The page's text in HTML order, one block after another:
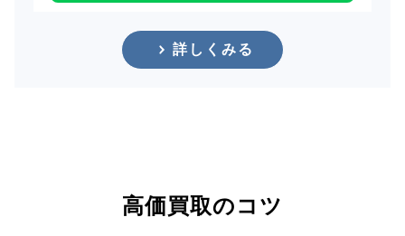
詳しくみる
高価買取のコツ